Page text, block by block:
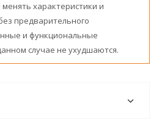
характеристики и
предварительного
и функциональные
случае не ухудшаются.